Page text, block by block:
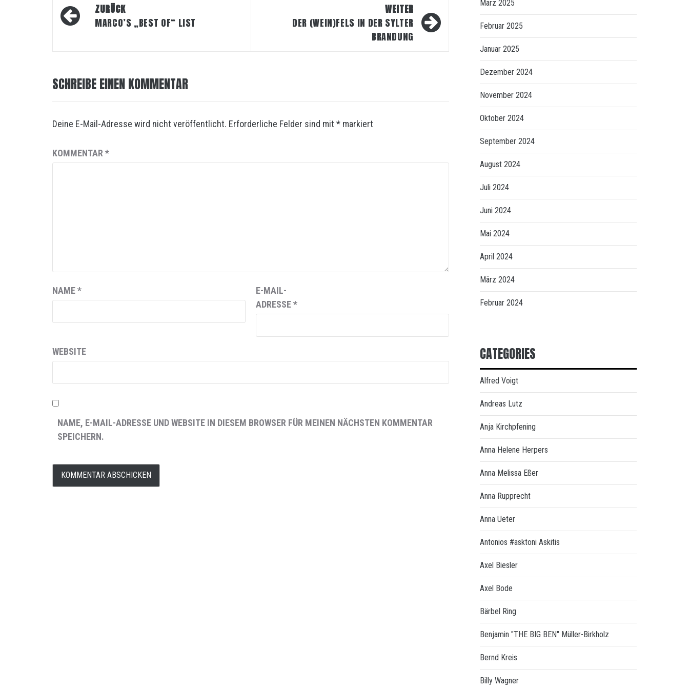
Beitragsnavigation
ZURÜCK
MARCO’S „BEST OF“ LIST
WEITER
DER (WEIN)FELS IN DER SYLTER
BRANDUNG
SCHREIBE EINEN KOMMENTAR
Deine E-Mail-Adresse wird nicht veröffentlicht. Erforderliche Felder sind mit * markiert
KOMMENTAR *
NAME*
E-MAIL-
ADRESSE*
WEBSITE
NAME, E-MAIL-ADRESSE UND WEBSITE IN DIESEM BROWSER FÜR MEINEN NÄCHSTEN KOMMENTAR
SPEICHERN.
März 2025
Februar 2025
Januar 2025
Dezember 2024
November 2024
Oktober 2024
September 2024
August 2024
Juli 2024
Juni 2024
Mai 2024
April 2024
März 2024
Februar 2024
CATEGORIES
Alfred Voigt
Andreas Lutz
Anja Kirchpfening
Anna Helene Herpers
Anna Melissa Eßer
Anna Rupprecht
Anna Ueter
Antonios #asktoni Askitis
Axel Biesler
Axel Bode
Bärbel Ring
Benjamin "THE BIG BEN" Müller-Birkholz
Bernd Kreis
Billy Wagner